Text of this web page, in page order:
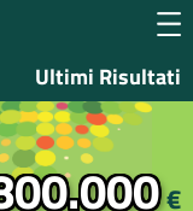
Ultimi Risultati
€